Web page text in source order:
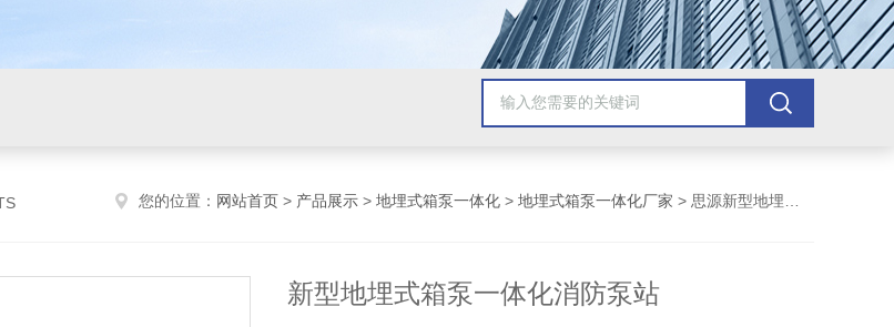
您的位置： 网站首页 > 产品展示 > 地埋式箱泵一体化 > 地埋式箱泵一体化厂家 > 思源新型地埋式箱泵一体化消防泵站
新型地埋式箱泵一体化消防泵站